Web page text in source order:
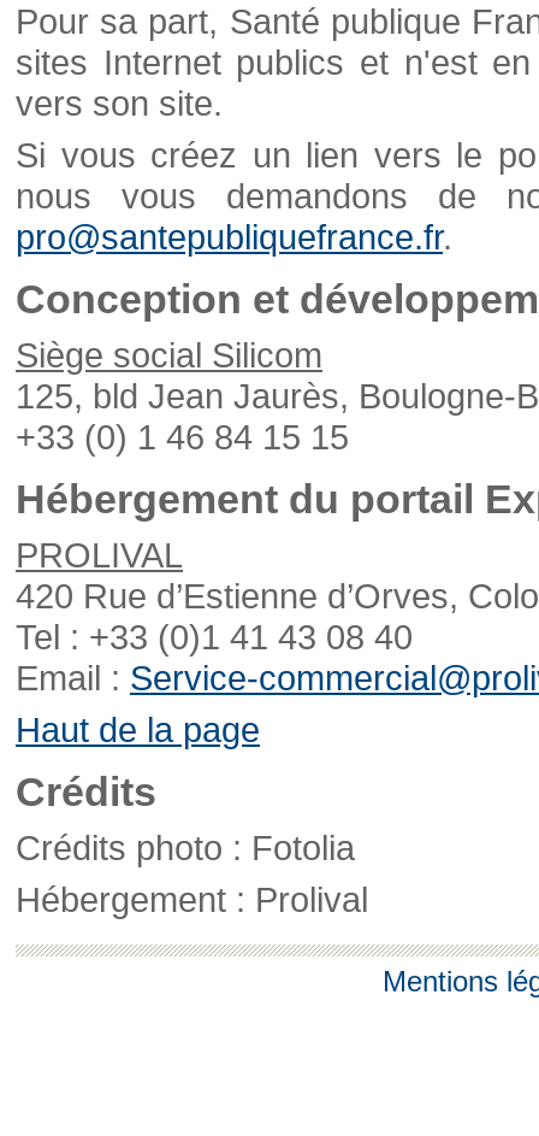
Pour sa part, Santé publique
sites Internet publics et n'est
vers son site.
Si vous créez un lien vers le
nous vous demandons de
pro@santepubliquefrance.fr.
Conception et
Siège social Silicom
125, bld Jean Jaurès, Boulogne-
+33 (0) 1 46 84 15 15
Hébergement du portail
PROLIVAL
420 Rue d’Estienne d’Orves,
Tel : +33 (0)1 41 43 08 40
Email : Service-
Haut de la page
Crédits
Crédits photo : Fotolia
Hébergement : Prolival
Mentions